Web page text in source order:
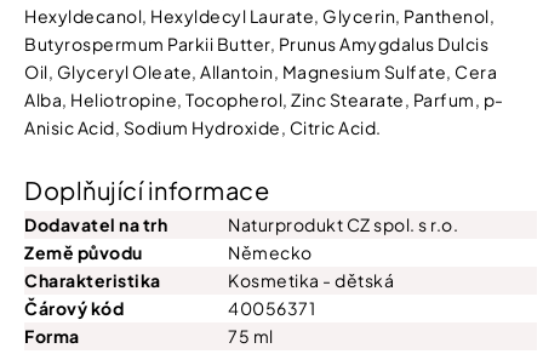
Hexyldecanol, Hexyldecyl Laurate, Glycerin, Panthenol,
Butyrospermum Parkii Butter, Prunus Amygdalus Dulcis
Oil, Glyceryl Oleate, Allantoin, Magnesium Sulfate, Cera
Alba, Heliotropine, Tocopherol, Zinc Stearate, Parfum, p-
Anisic Acid, Sodium Hydroxide, Citric Acid.
Doplňující informace
Dodavatel na trh
Naturprodukt CZ spol. s r.o.
Země původu
Německo
Charakteristika
Kosmetika - dětská
Čárový kód
40056371
Forma
75 ml